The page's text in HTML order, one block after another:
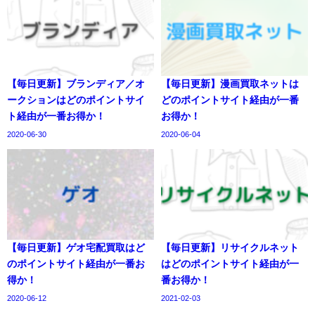
【毎日更新】ブランディア／オ
ークションはどのポイントサイ
ト経由が一番お得か！
2020-06-30
【毎日更新】漫画買取ネットは
どのポイントサイト経由が一番
お得か！
2020-06-04
【毎日更新】ゲオ宅配買取はど
のポイントサイト経由が一番お
得か！
2020-06-12
【毎日更新】リサイクルネット
はどのポイントサイト経由が一
番お得か！
2021-02-03